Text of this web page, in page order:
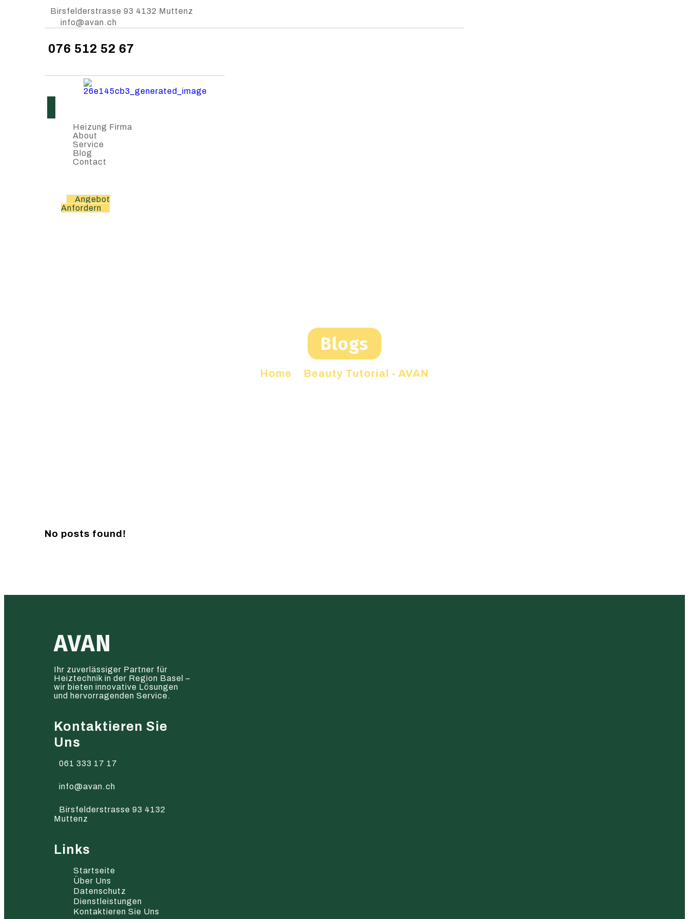
Birsfelderstrasse 93 4132 Muttenz
info@avan.ch
076 512 52 67
Heizung Firma
About
Service
Blog
Contact
Angebot
Anfordern
Blogs
Home Beauty Tutorial - AVAN
No posts found!
AVAN
Ihr zuverlässiger Partner für
Heiztechnik in der Region Basel –
wir bieten innovative Lösungen
und hervorragenden Service.
Kontaktieren Sie
Uns
061 333 17 17
info@avan.ch
Birsfelderstrasse 93 4132
Muttenz
Links
Startseite
Über Uns
Datenschutz
Dienstleistungen
Kontaktieren Sie Uns